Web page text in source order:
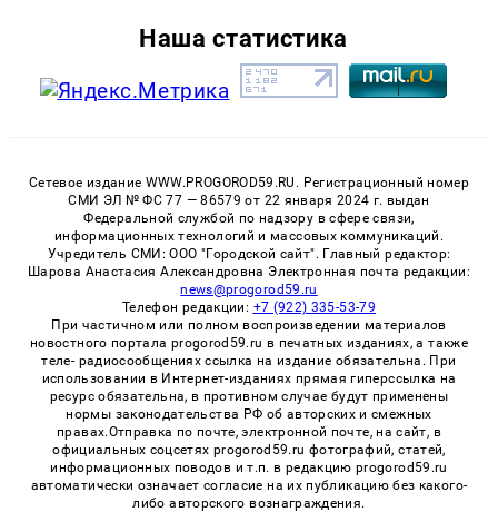
Наша статистика
Сетевое издание WWW.PROGOROD59.RU. Регистрационный номер
СМИ ЭЛ № ФС 77 — 86579 от 22 января 2024 г. выдан
Федеральной службой по надзору в сфере связи,
информационных технологий и массовых коммуникаций.
Учредитель СМИ: ООО "Городской сайт". Главный редактор:
Шарова Анастасия Александровна Электронная почта редакции:
news@progorod59.ru
Телефон редакции: +7 (922) 335-53-79
При частичном или полном воспроизведении материалов
новостного портала progorod59.ru в печатных изданиях, а также
теле- радиосообщениях ссылка на издание обязательна. При
использовании в Интернет-изданиях прямая гиперссылка на
ресурс обязательна, в противном случае будут применены
нормы законодательства РФ об авторских и смежных
правах.Отправка по почте, электронной почте, на сайт, в
официальных соцсетях progorod59.ru фотографий, статей,
информационных поводов и т.п. в редакцию progorod59.ru
автоматически означает согласие на их публикацию без какого-
либо авторского вознаграждения.